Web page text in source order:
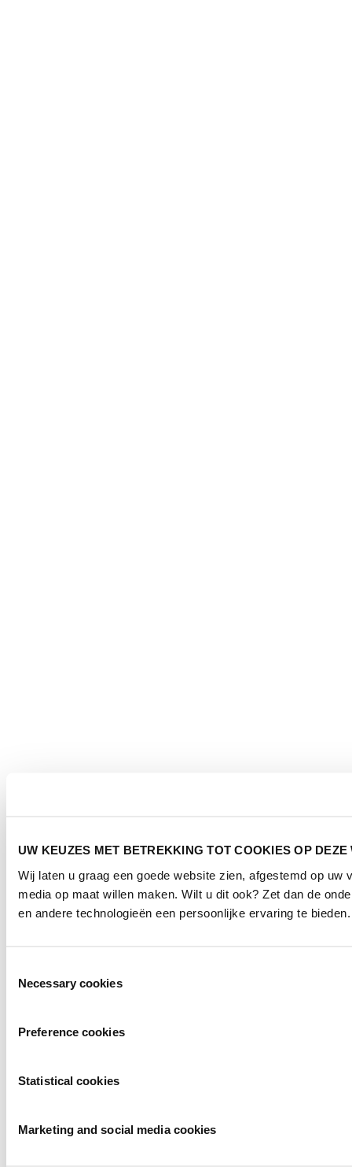
UW KEUZES MET BETREKKING TOT COOKIES OP DEZE
Wij laten u graag een goede website zien, afgestemd op
media op maat willen maken. Wilt u dit ook? Zet dan de
en andere technologieën een persoonlijke ervaring te bieden.
Necessary cookies
Preference cookies
Statistical cookies
Marketing and social media cookies